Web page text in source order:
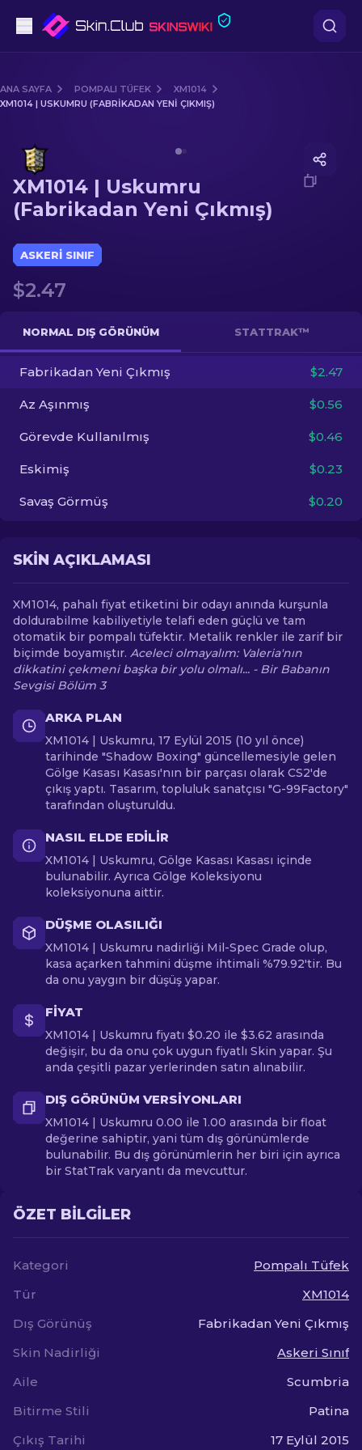
Orta seviye
Dürbünlü Tüfek
Eldiven
Diğer
TR
ANA SAYFA POMPALI TÜFEK
XM1014
XM1014 | USKUMRU (FABRIKADAN YENI ÇIKMIŞ)
XM1014 | Uskumru
(Fabrikadan Yeni Çıkmış)
ASKERI SINIF
$2.47
NORMAL DIŞ GÖRÜNÜM STATTRAK™
Fabrikadan Yeni Çıkmış $2.47
Az Aşınmış $0.56
Görevde Kullanılmış $0.46
Eskimiş $0.23
Savaş Görmüş $0.20
SKIN AÇIKLAMASI
XM1014, pahalı fiyat etiketini bir odayı anında kurşunla
doldurabilme kabiliyetiyle telafi eden güçlü ve tam
otomatik bir pompalı tüfektir. Metalik renkler ile zarif bir
biçimde boyamıştır. Aceleci olmayalım: Valeria'nın
dikkatini çekmeni başka bir yolu olmalı... - Bir Babanın
Sevgisi Bölüm 3
ARKA PLAN
XM1014 | Uskumru, 17 Eylül 2015 (10 yıl önce)
tarihinde "Shadow Boxing" güncellemesiyle gelen
Gölge Kasası Kasası'nın bir parçası olarak CS2'de
çıkış yaptı. Tasarım, topluluk sanatçısı "G-99Factory"
tarafından oluşturuldu.
NASIL ELDE EDILIR
XM1014 | Uskumru, Gölge Kasası Kasası içinde
bulunabilir. Ayrıca Gölge Koleksiyonu
koleksiyonuna aittir.
DÜŞME OLASILIĞI
XM1014 | Uskumru nadirliği Mil-Spec Grade olup,
kasa açarken tahmini düşme ihtimali %79.92'tir. Bu
da onu yaygın bir düşüş yapar.
FIYAT
XM1014 | Uskumru fiyatı $0.20 ile $3.62 arasında
değişir, bu da onu çok uygun fiyatlı Skin yapar. Şu
anda çeşitli pazar yerlerinden satın alınabilir.
DIŞ GÖRÜNÜM VERSIYONLARI
XM1014 | Uskumru 0.00 ile 1.00 arasında bir float
değerine sahiptir, yani tüm dış görünümlerde
bulunabilir. Bu dış görünümlerin her biri için ayrıca
bir StatTrak varyantı da mevcuttur.
ÖZET BILGILER
Kategori
Pompalı Tüfek
Tür
XM1014
Dış Görünüş
Fabrikadan Yeni Çıkmış
Skin Nadirliği
Askeri Sınıf
Aile
Scumbria
Bitirme Stili
Patina
Çıkış Tarihi
17 Eylül 2015